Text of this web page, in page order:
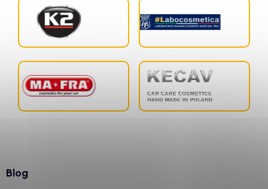
Blog